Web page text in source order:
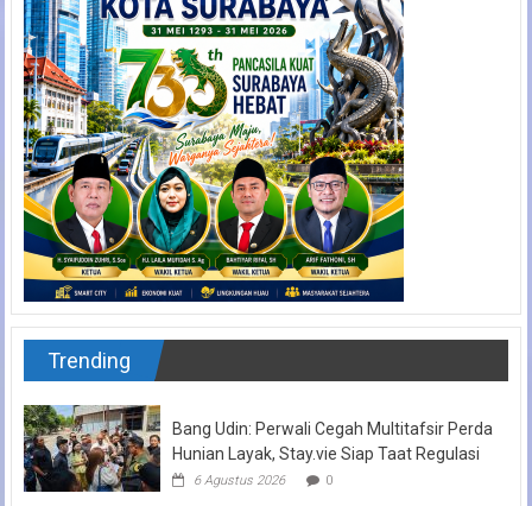
Trending
Bang Udin: Perwali Cegah Multitafsir Perda
Hunian Layak, Stay.vie Siap Taat Regulasi
6 Agustus 2026 0